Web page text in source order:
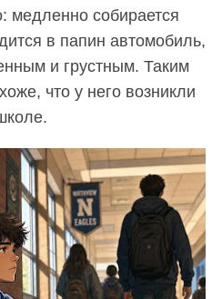
медленно собирается
в папин автомобиль,
и грустным. Таким
что у него возникли